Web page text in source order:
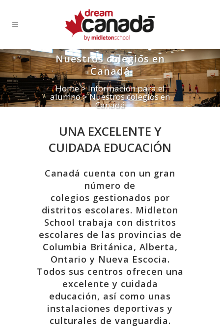
Nuestros colegios en
Canadá
Home>Información para el
alumno>Nuestros colegios en
Canadá
UNA EXCELENTE Y
CUIDADA EDUCACIÓN
Canadá cuenta con un gran
número de
colegios gestionados por
distritos escolares. Midleton
School trabaja con distritos
escolares de las provincias de
Columbia Británica, Alberta,
Ontario y Nueva Escocia.
Todos sus centros ofrecen una
excelente y cuidada
educación, así como unas
instalaciones deportivas y
culturales de vanguardia.